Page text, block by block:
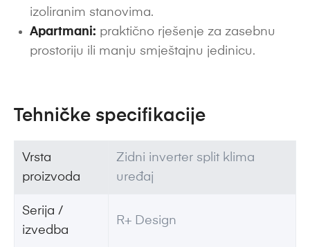
izoliranim stanovima.
Apartmani: praktično rješenje za zasebnu
prostoriju ili manju smještajnu jedinicu.
Tehničke specifikacije
Vrsta
proizvoda
Zidni inverter split klima
uređaj
Serija /
izvedba
R+ Design